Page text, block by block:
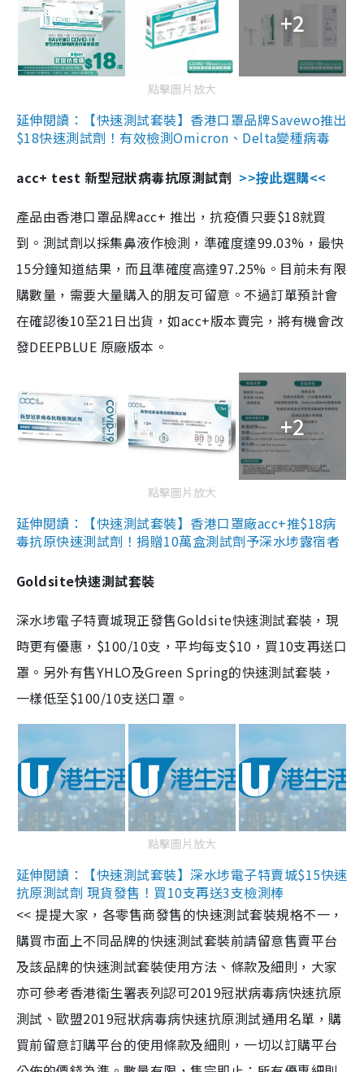
+2
點擊圖片放大
延伸閱讀：【快速測試套裝】香港口罩品牌Savewo推出
$18快速測試劑！有效檢測Omicron、Delta變種病毒
acc+ test 新型冠狀病毒抗原測試劑 >>按此選購<<
產品由香港口罩品牌acc+ 推出，抗疫價只要$18就買
到。測試劑以採集鼻液作檢測，準確度達99.03%，最快
15分鐘知道結果，而且準確度高達97.25%。目前未有限
購數量，需要大量購入的朋友可留意。不過訂單預計會
在確認後10至21日出貨，如acc+版本賣完，將有機會改
發DEEPBLUE 原廠版本。
+2
點擊圖片放大
延伸閱讀：【快速測試套裝】香港口罩廠acc+推$18病
毒抗原快速測試劑！捐贈10萬盒測試劑予深水埗露宿者
Goldsite快速測試套裝
深水埗電子特賣城現正發售Goldsite快速測試套裝，現
時更有優惠，$100/10支，平均每支$10，買10支再送口
罩。另外有售YHLO及Green Spring的快速測試套裝，
一樣低至$100/10支送口罩。
點擊圖片放大
延伸閱讀：【快速測試套裝】深水埗電子特賣城$15快速
抗原測試劑 現貨發售！買10支再送3支檢測棒
<< 提提大家，各零售商發售的快速測試套裝規格不一，
購買市面上不同品牌的快速測試套裝前請留意售賣平台
及該品牌的快速測試套裝使用方法、條款及細則，大家
亦可參考香港衞生署表列認可2019冠狀病毒病快速抗原
測試、歐盟2019冠狀病毒病快速抗原測試通用名單，購
買前留意訂購平台的使用條款及細則，一切以訂購平台